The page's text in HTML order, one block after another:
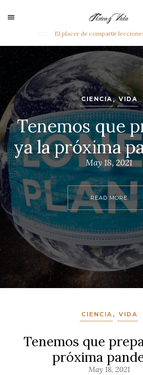
content
El placer de compartir
CIENCIA, VIDA
Tenemos que
ya la próxima
May 18, 2021
READ MORE
CIENCIA , VIDA
Tenemos que
próxima
May 18, 2021